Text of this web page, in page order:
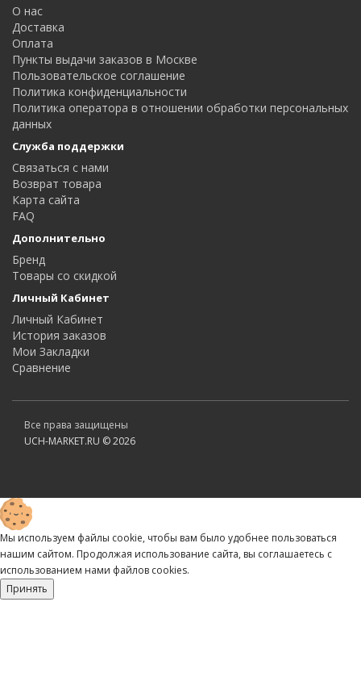
О нас
Доставка
Оплата
Пункты выдачи заказов в Москве
Пользовательское соглашение
Политика конфиденциальности
Политика оператора в отношении обработки персональных
данных
Служба поддержки
Связаться с нами
Возврат товара
Карта сайта
FAQ
Дополнительно
Бренд
Товары со скидкой
Личный Кабинет
Личный Кабинет
История заказов
Мои Закладки
Сравнение
Все права защищены
UCH-MARKET.RU © 2026
Мы используем файлы cookie, чтобы вам было удобнее пользоваться
нашим сайтом. Продолжая использование сайта, вы соглашаетесь c
использованием нами файлов cookies.
Принять